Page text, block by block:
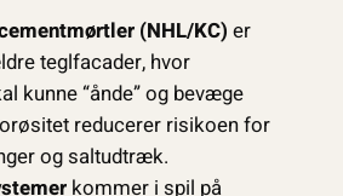
(NHL/KC) er
teglfacader, hvor
kunne “ånde” og bevæge
reducerer risikoen for
og saltudtræk.
kommer i spil på